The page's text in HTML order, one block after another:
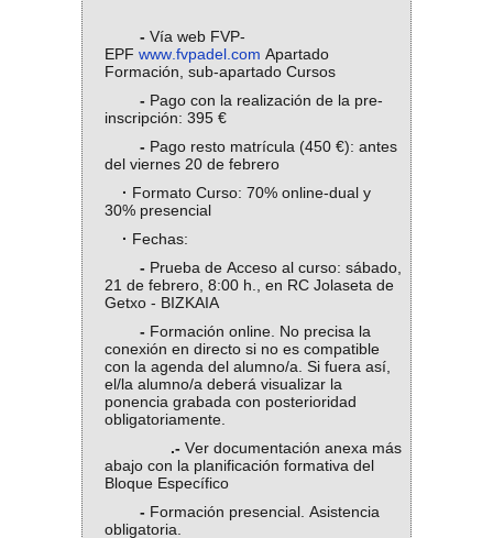
- Vía web FVP-
EPF www.fvpadel.com Apartado
Formación, sub-apartado Cursos
- Pago con la realización de la pre-
inscripción: 395 €
- Pago resto matrícula (450 €): antes
del viernes 20 de febrero
· Formato Curso: 70% online-dual y
30% presencial
· Fechas:
- Prueba de Acceso al curso: sábado,
21 de febrero, 8:00 h., en RC Jolaseta de
Getxo - BIZKAIA
- Formación online. No precisa la
conexión en directo si no es compatible
con la agenda del alumno/a. Si fuera así,
el/la alumno/a deberá visualizar la
ponencia grabada con posterioridad
obligatoriamente.
.- Ver documentación anexa más
abajo con la planificación formativa del
Bloque Específico
- Formación presencial. Asistencia
obligatoria.